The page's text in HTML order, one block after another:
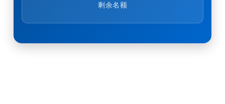
剩余名额